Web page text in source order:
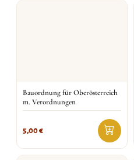
Bauordnung für Oberösterreich
m. Verordnungen
5,00€